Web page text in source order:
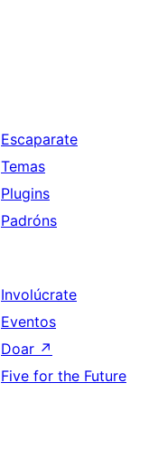
Escaparate
Temas
Plugins
Padróns
Involúcrate
Eventos
Doar ↗
Five for the Future